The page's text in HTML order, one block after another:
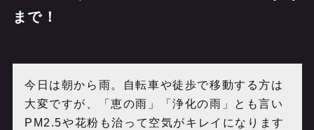
まで！
今日は朝から雨。自転車や徒歩で移動する方は
大変ですが、「恵の雨」「浄化の雨」とも言い
PM2.5や花粉も治って空気がキレイになります